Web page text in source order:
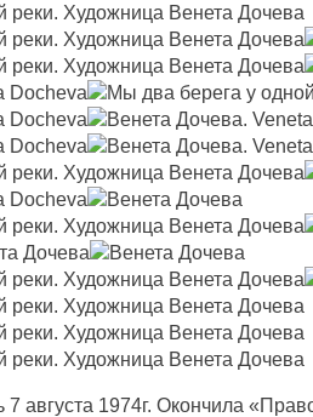
7 августа 1974г. Окончила